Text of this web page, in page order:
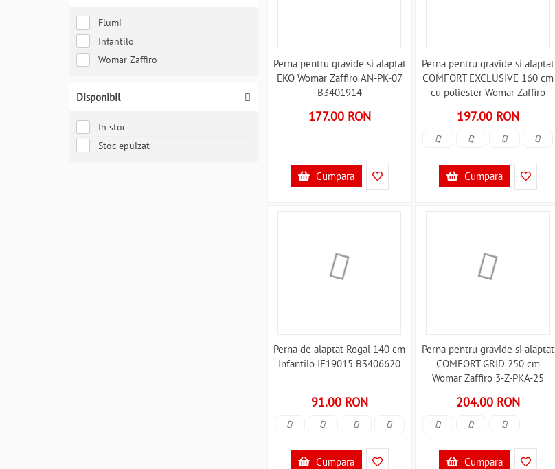
Flumi
Infantilo
Womar Zaffiro
Disponibil
In stoc
Stoc epuizat
Perna pentru gravide si alaptat
EKO Womar Zaffiro AN-PK-07
B3401914
177.00 RON
Cumpara
Perna pentru gravide si alaptat
COMFORT EXCLUSIVE 160 cm
cu poliester Womar Zaffiro
197.00 RON
Cumpara
Perna de alaptat Rogal 140 cm
Infantilo IF19015 B3406620
91.00 RON
Cumpara
Perna pentru gravide si alaptat
COMFORT GRID 250 cm
Womar Zaffiro 3-Z-PKA-25
204.00 RON
Cumpara